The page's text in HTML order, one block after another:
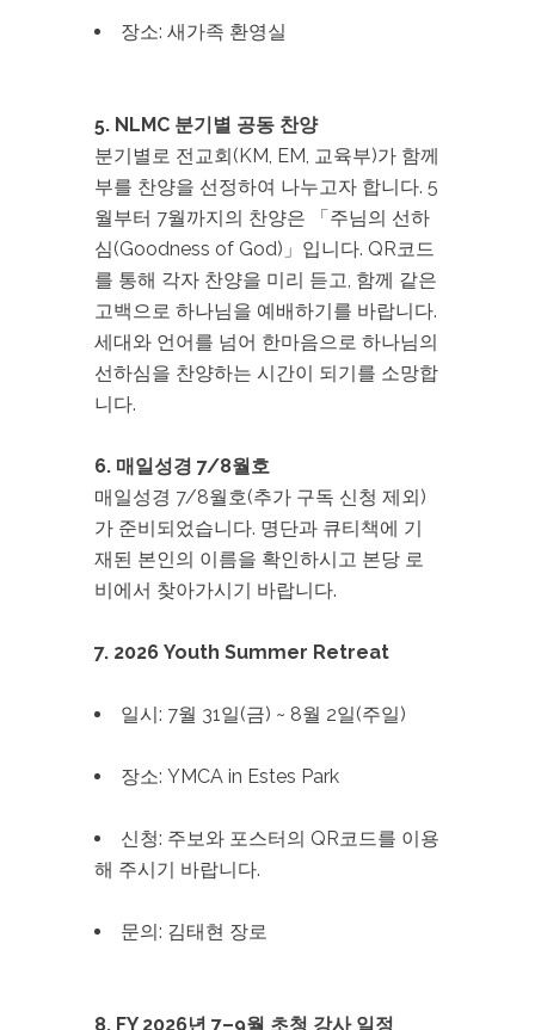
장소: 새가족 환영실
5. NLMC 분기별 공동 찬양
분기별로 전교회(KM, EM, 교육부)가 함께
부를 찬양을 선정하여 나누고자 합니다. 5
월부터 7월까지의 찬양은 「주님의 선하
심(Goodness of God)」입니다. QR코드
를 통해 각자 찬양을 미리 듣고, 함께 같은
고백으로 하나님을 예배하기를 바랍니다.
세대와 언어를 넘어 한마음으로 하나님의
선하심을 찬양하는 시간이 되기를 소망합
니다.
6. 매일성경 7/8월호
매일성경 7/8월호(추가 구독 신청 제외)
가 준비되었습니다. 명단과 큐티책에 기
재된 본인의 이름을 확인하시고 본당 로
비에서 찾아가시기 바랍니다.
7. 2026 Youth Summer Retreat
일시: 7월 31일(금) ~ 8월 2일(주일)
장소: YMCA in Estes Park
신청: 주보와 포스터의 QR코드를 이용
해 주시기 바랍니다.
문의: 김태현 장로
8. FY 2026년 7–9월 초청 강사 일정